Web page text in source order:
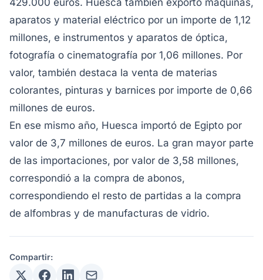
429.000 euros. Huesca también exportó máquinas,
aparatos y material eléctrico por un importe de 1,12
millones, e instrumentos y aparatos de óptica,
fotografía o cinematografía por 1,06 millones. Por
valor, también destaca la venta de materias
colorantes, pinturas y barnices por importe de 0,66
millones de euros.
En ese mismo año, Huesca importó de Egipto por
valor de 3,7 millones de euros. La gran mayor parte
de las importaciones, por valor de 3,58 millones,
correspondió a la compra de abonos,
correspondiendo el resto de partidas a la compra
de alfombras y de manufacturas de vidrio.
Compartir: